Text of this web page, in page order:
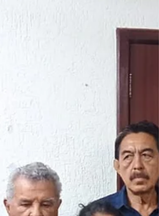
cargo, Avendaño Bermúdez identificó dos
situaciones críticas: "trabajadores de la
salud con ganas de trabajar, pero con